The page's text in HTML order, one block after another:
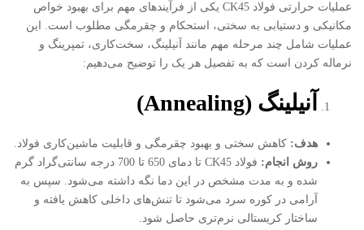
عملیات حرارتی فولاد CK45 یکی از فرآیندهای مهم برای بهبود خواص
مکانیکی و دستیابی به سختی، استحکام و چقرمگی مطلوب است. این
عملیات شامل چند مرحله مهم مانند آنیلینگ، سخت‌کاری، تمپرینگ و
نرماله کردن است که به تفصیل هر یک را توضیح می‌دهیم:
آنیلینگ (Annealing)
هدف: کاهش سختی و بهبود چقرمگی و قابلیت ماشین‌کاری فولاد.
روش انجام:
فولاد CK45 تا دمای 650 تا 700 درجه سانتی‌گراد گرم
شده و به مدت مشخص در این دما نگه داشته می‌شود. سپس به
آرامی در کوره سرد می‌شود تا تنش‌های داخلی کاهش یافته و
ساختار کریستالی نرم‌تری حاصل شود.